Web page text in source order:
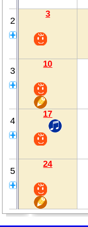
2
3
3
10
4
17
5
24